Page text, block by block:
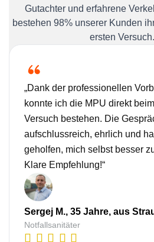
Gutachter und erfahrene
bestehen 98% unserer Kunden
ersten Versuch.
„Dank der professionellen
konnte ich die MPU direkt
Versuch bestehen. Die
aufschlussreich, ehrlich und
geholfen, mich selbst besser
Klare Empfehlung!“
Sergej M., 35 Jahre, aus
Notfallsanitäter